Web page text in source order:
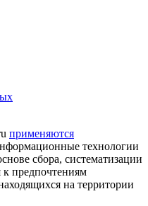
применяются
технологии
сбора, систематизации
к предпочтениям
на территории